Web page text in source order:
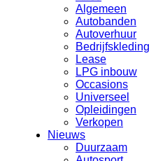
Algemeen
Autobanden
Autoverhuur
Bedrijfskleding
Lease
LPG inbouw
Occasions
Universeel
Opleidingen
Verkopen
Nieuws
Duurzaam